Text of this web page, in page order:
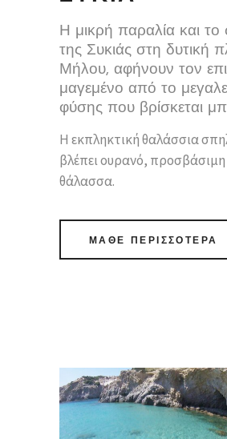
Η μικρή παραλία και το
της Συκιάς στη δυτική
Μήλου, αφήνουν τον
μαγεμένο από το
φύσης που βρίσκεται
Η εκπληκτική θαλάσσια
βλέπει ουρανό,
θάλασσα.
ΜΑΘΕ ΠΕΡΙΣΣΟΤΕΡΑ